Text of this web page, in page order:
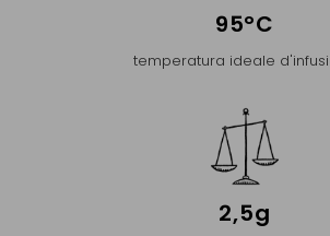
95°C
temperatura ideale
2,5g